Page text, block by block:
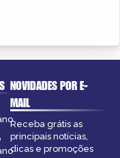
NOVIDADES POR E-
MAIL
Receba grátis as
principais notícias,
dicas e promoções